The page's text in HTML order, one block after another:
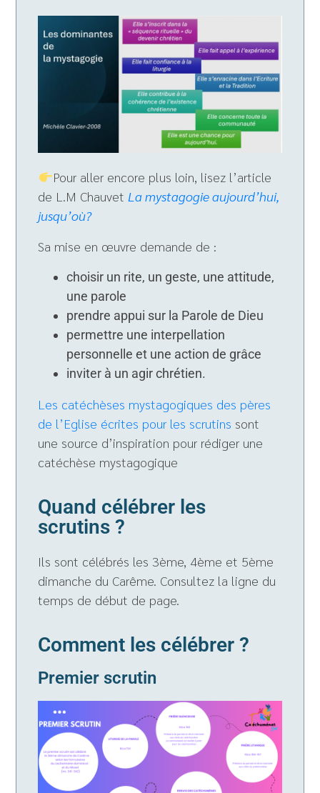
Pour aller encore plus loin, lisez l’article
de L.M Chauvet La mystagogie aujourd’hui,
jusqu’où?
Sa mise en œuvre demande de :
choisir un rite, un geste, une attitude,
une parole
prendre appui sur la Parole de Dieu
permettre une interpellation
personnelle et une action de grâce
inviter à un agir chrétien.
Les catéchèses mystagogiques des pères
de l’Eglise écrites pour les scrutins sont
une source d’inspiration pour rédiger une
catéchèse mystagogique
Quand célébrer les
scrutins ?
Ils sont célébrés les 3ème, 4ème et 5ème
dimanche du Carême. Consultez la ligne du
temps de début de page.
Comment les célébrer ?
Premier scrutin